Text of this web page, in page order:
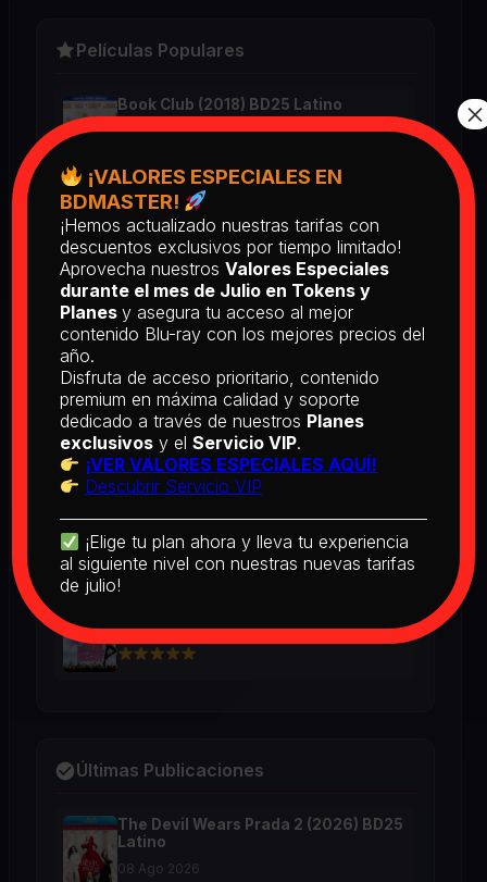
Películas Populares
Book Club (2018) BD25 Latino
2025
Return of the Living Dead: Part II
(1988) BD25 Latino
2025
[PEDIDO] The Man Who Fell to
BD25 Subtitulado
2026
[PEDIDO] Boogie Nights (1997) BD25
Latino
2026
2026
Últimas Publicaciones
The Devil Wears Prada 2 (2026) BD25
Latino
08 Ago 2026
¡VALORES ESPECIALES EN
BDMASTER!
¡Hemos actualizado nuestras tarifas con
descuentos exclusivos por tiempo limitado!
Aprovecha nuestros Valores Especiales
durante el mes de Julio en Tokens y
Planes y asegura tu acceso al mejor
contenido Blu-ray con los mejores precios del
año.
Disfruta de acceso prioritario, contenido
premium en máxima calidad y soporte
dedicado a través de nuestros Planes
exclusivos y el Servicio VIP.
¡VER VALORES ESPECIALES AQUÍ!
Descubrir Servicio VIP
¡Elige tu plan ahora y lleva tu experiencia
al siguiente nivel con nuestras nuevas tarifas
de julio!
×